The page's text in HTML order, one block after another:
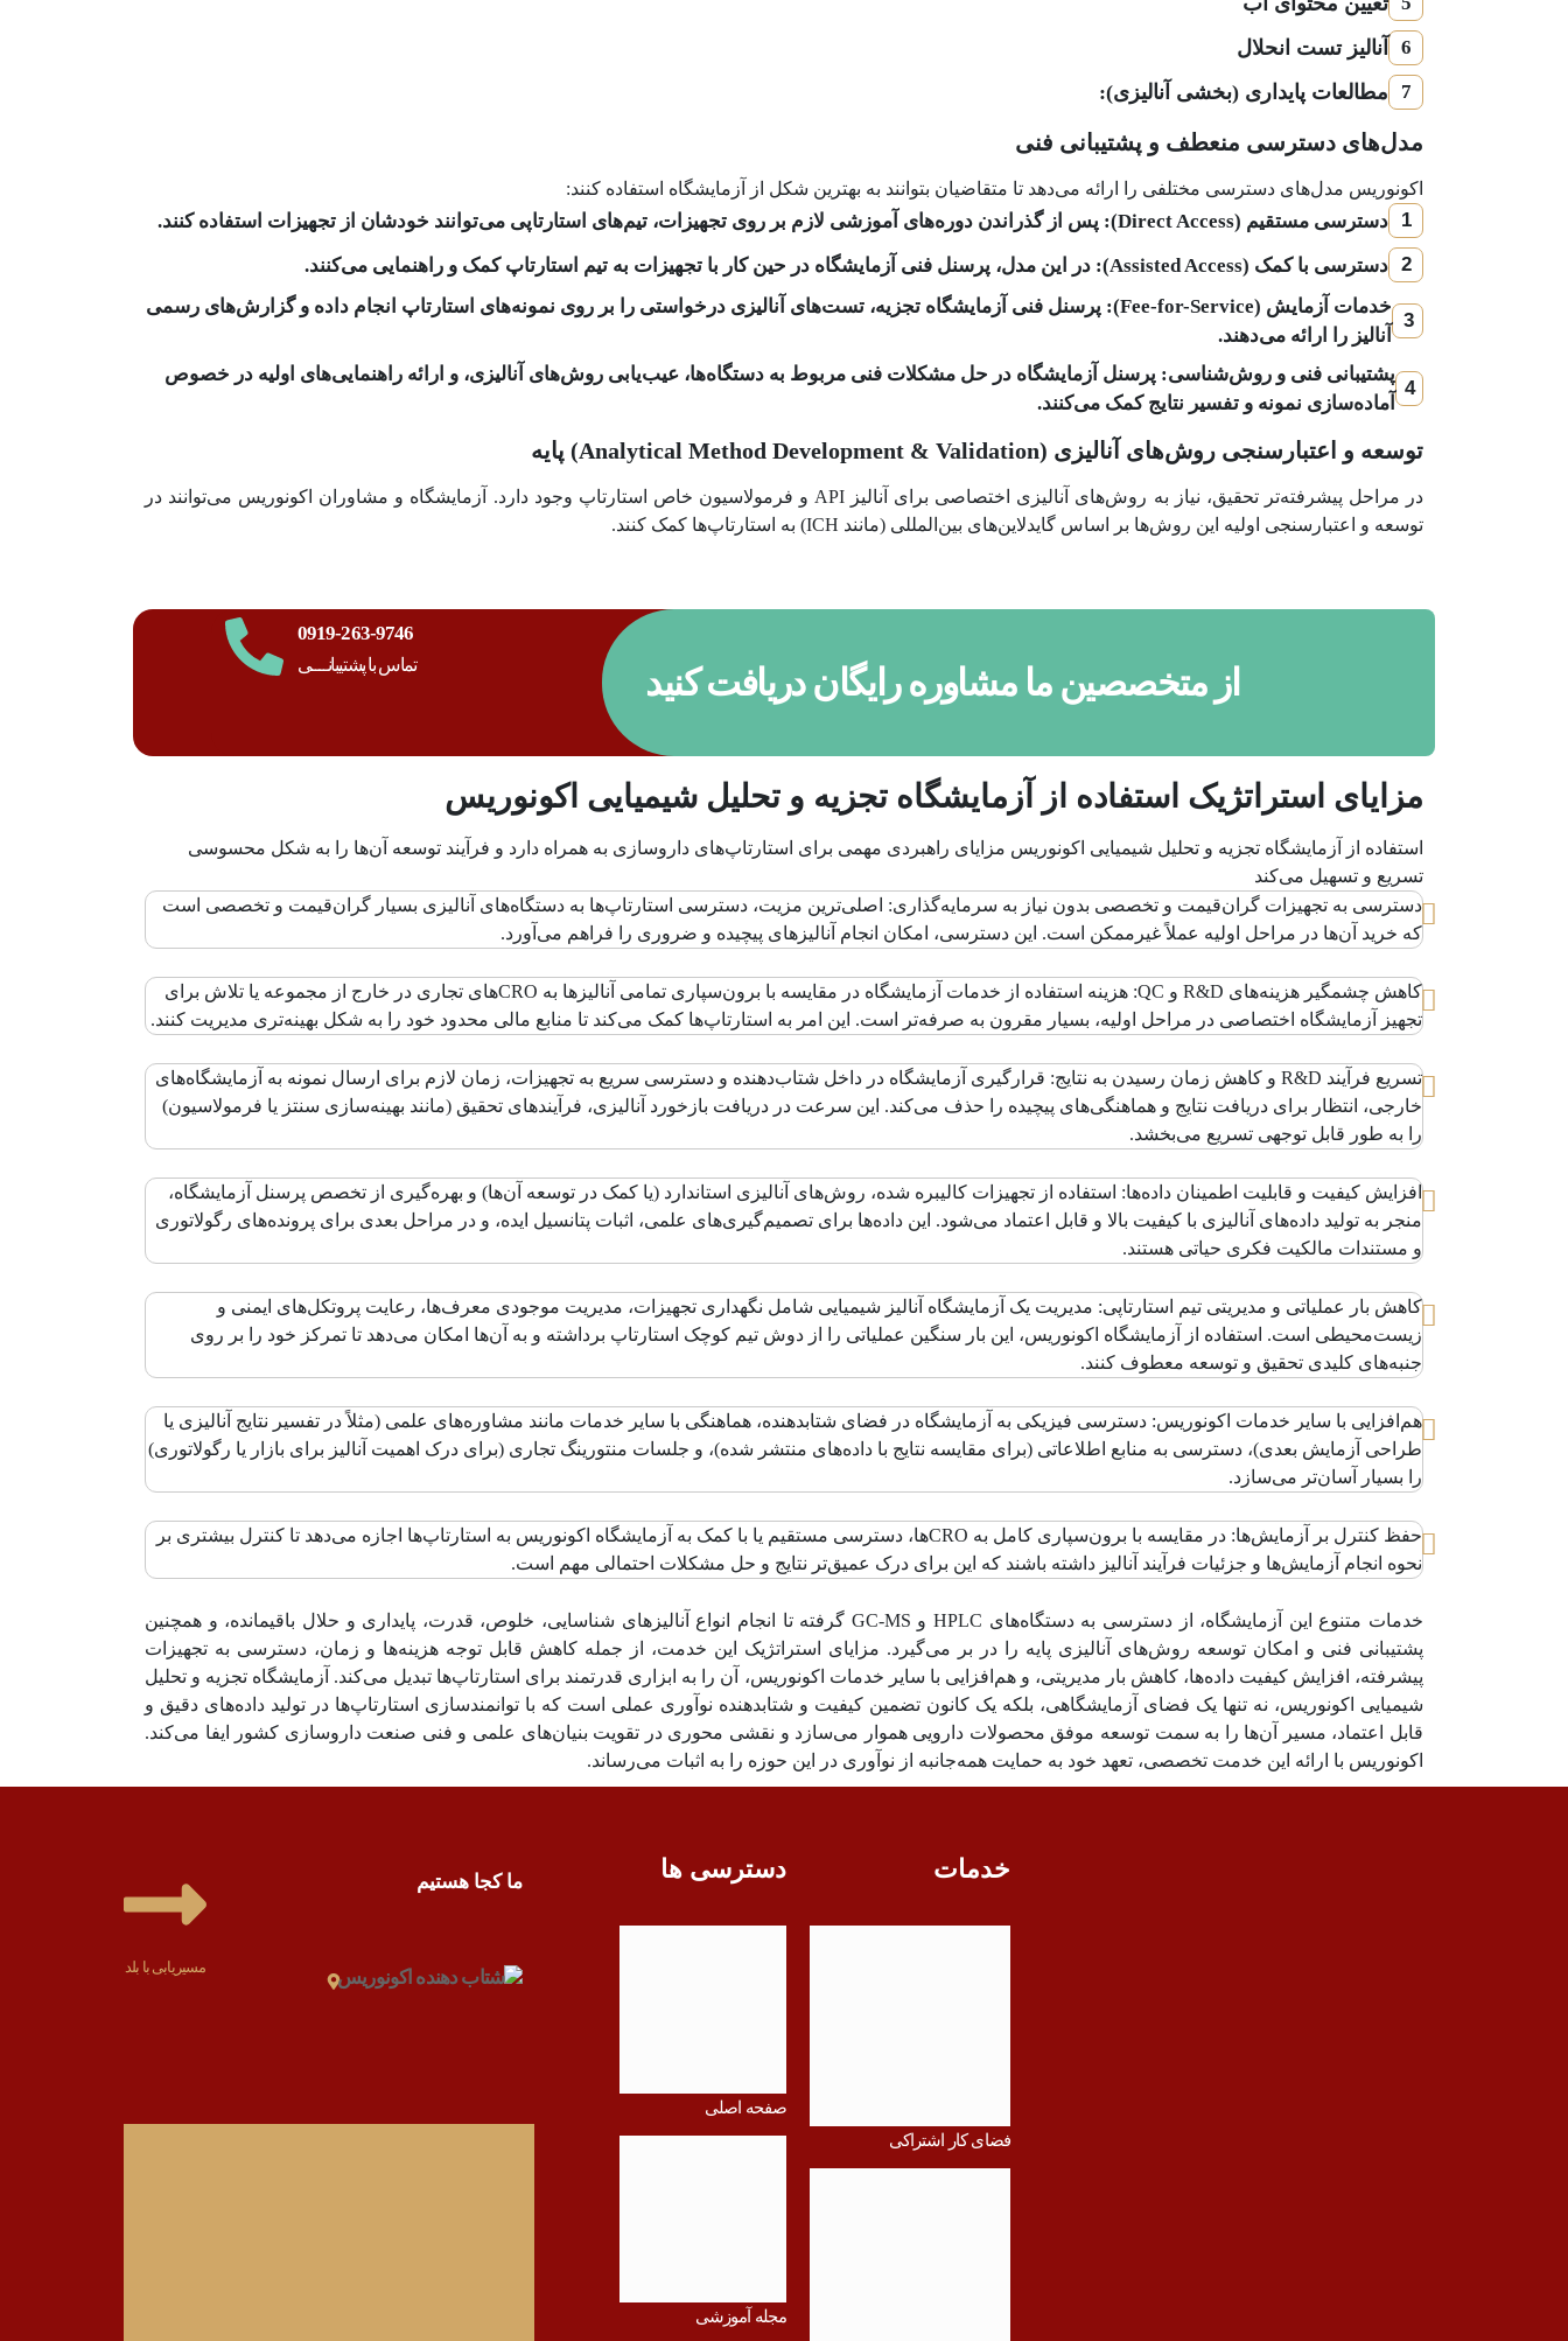
6 آنالیز تست انحلال
7 مطالعات پایداری (بخشی آنالیزی):
مدل‌های دسترسی منعطف و پشتیبانی فنی
اکونوریس مدل‌های دسترسی مختلفی را ارائه می‌دهد تا متقاضیان بتوانند به بهترین شکل از آزمایشگاه استفاده کنند:
1
دسترسی مستقیم (Direct Access): پس از گذراندن دوره‌های آموزشی لازم بر روی تجهیزات، تیم‌های استارتاپی می‌توانند خودشان از تجهیزات استفاده کنند.
2 دسترسی با کمک (Assisted Access): در این مدل، پرسنل فنی آزمایشگاه در حین کار با تجهیزات به تیم استارتاپ کمک و راهنمایی می‌کنند.
3
خدمات آزمایش (Fee-for-Service): پرسنل فنی آزمایشگاه تجزیه، تست‌های آنالیزی درخواستی را بر روی نمونه‌های استارتاپ انجام داده و گزارش‌های رسمی
آنالیز را ارائه می‌دهند.
4
پشتیبانی فنی و روش‌شناسی: پرسنل آزمایشگاه در حل مشکلات فنی مربوط به دستگاه‌ها، عیب‌یابی روش‌های آنالیزی، و ارائه راهنمایی‌های اولیه در خصوص
آماده‌سازی نمونه و تفسیر نتایج کمک می‌کنند.
توسعه و اعتبارسنجی روش‌های آنالیزی (Analytical Method Development & Validation) پایه
در مراحل پیشرفته‌تر تحقیق، نیاز به روش‌های آنالیزی اختصاصی برای آنالیز API و فرمولاسیون خاص استارتاپ وجود دارد. آزمایشگاه و مشاوران اکونوریس می‌توانند در
توسعه و اعتبارسنجی اولیه این روش‌ها بر اساس گایدلاین‌های بین‌المللی (مانند ICH) به استارتاپ‌ها کمک کنند.
از متخصصین ما مشاوره رایگان دریافت کنید
0919-263-9746
تماس با پشتیبانــــی
مزایای استراتژیک استفاده از آزمایشگاه تجزیه و تحلیل شیمیایی اکونوریس
استفاده از آزمایشگاه تجزیه و تحلیل شیمیایی اکونوریس مزایای راهبردی مهمی برای استارتاپ‌های داروسازی به همراه دارد و فرآیند توسعه آن‌ها را به شکل محسوسی
تسریع و تسهیل می‌کند
دسترسی به تجهیزات گران‌قیمت و تخصصی بدون نیاز به سرمایه‌گذاری: اصلی‌ترین مزیت، دسترسی استارتاپ‌ها به دستگاه‌های آنالیزی بسیار گران‌قیمت و تخصصی است
که خرید آن‌ها در مراحل اولیه عملاً غیرممکن است. این دسترسی، امکان انجام آنالیزهای پیچیده و ضروری را فراهم می‌آورد.
کاهش چشمگیر هزینه‌های R&D و QC: هزینه استفاده از خدمات آزمایشگاه در مقایسه با برون‌سپاری تمامی آنالیزها به CROهای تجاری در خارج از مجموعه یا تلاش برای
تجهیز آزمایشگاه اختصاصی در مراحل اولیه، بسیار مقرون به صرفه‌تر است. این امر به استارتاپ‌ها کمک می‌کند تا منابع مالی محدود خود را به شکل بهینه‌تری مدیریت کنند.
تسریع فرآیند R&D و کاهش زمان رسیدن به نتایج: قرارگیری آزمایشگاه در داخل شتاب‌دهنده و دسترسی سریع به تجهیزات، زمان لازم برای ارسال نمونه به آزمایشگاه‌های
خارجی، انتظار برای دریافت نتایج و هماهنگی‌های پیچیده را حذف می‌کند. این سرعت در دریافت بازخورد آنالیزی، فرآیندهای تحقیق (مانند بهینه‌سازی سنتز یا فرمولاسیون)
را به طور قابل توجهی تسریع می‌بخشد.
افزایش کیفیت و قابلیت اطمینان داده‌ها: استفاده از تجهیزات کالیبره شده، روش‌های آنالیزی استاندارد (یا کمک در توسعه آن‌ها) و بهره‌گیری از تخصص پرسنل آزمایشگاه،
منجر به تولید داده‌های آنالیزی با کیفیت بالا و قابل اعتماد می‌شود. این داده‌ها برای تصمیم‌گیری‌های علمی، اثبات پتانسیل ایده، و در مراحل بعدی برای پرونده‌های رگولاتوری
و مستندات مالکیت فکری حیاتی هستند.
کاهش بار عملیاتی و مدیریتی تیم استارتاپی: مدیریت یک آزمایشگاه آنالیز شیمیایی شامل نگهداری تجهیزات، مدیریت موجودی معرف‌ها، رعایت پروتکل‌های ایمنی و
زیست‌محیطی است. استفاده از آزمایشگاه اکونوریس، این بار سنگین عملیاتی را از دوش تیم کوچک استارتاپ برداشته و به آن‌ها امکان می‌دهد تا تمرکز خود را بر روی
جنبه‌های کلیدی تحقیق و توسعه معطوف کنند.
هم‌افزایی با سایر خدمات اکونوریس: دسترسی فیزیکی به آزمایشگاه در فضای شتابدهنده، هماهنگی با سایر خدمات مانند مشاوره‌های علمی (مثلاً در تفسیر نتایج آنالیزی یا
طراحی آزمایش بعدی)، دسترسی به منابع اطلاعاتی (برای مقایسه نتایج با داده‌های منتشر شده)، و جلسات منتورینگ تجاری (برای درک اهمیت آنالیز برای بازار یا رگولاتوری)
را بسیار آسان‌تر می‌سازد.
حفظ کنترل بر آزمایش‌ها: در مقایسه با برون‌سپاری کامل به CROها، دسترسی مستقیم یا با کمک به آزمایشگاه اکونوریس به استارتاپ‌ها اجازه می‌دهد تا کنترل بیشتری بر
نحوه انجام آزمایش‌ها و جزئیات فرآیند آنالیز داشته باشند که این برای درک عمیق‌تر نتایج و حل مشکلات احتمالی مهم است.
خدمات متنوع این آزمایشگاه، از دسترسی به دستگاه‌های HPLC و GC-MS گرفته تا انجام انواع آنالیزهای شناسایی، خلوص، قدرت، پایداری و حلال باقیمانده، و همچنین
پشتیبانی فنی و امکان توسعه روش‌های آنالیزی پایه را در بر می‌گیرد. مزایای استراتژیک این خدمت، از جمله کاهش قابل توجه هزینه‌ها و زمان، دسترسی به تجهیزات
پیشرفته، افزایش کیفیت داده‌ها، کاهش بار مدیریتی، و هم‌افزایی با سایر خدمات اکونوریس، آن را به ابزاری قدرتمند برای استارتاپ‌ها تبدیل می‌کند. آزمایشگاه تجزیه و تحلیل
شیمیایی اکونوریس، نه تنها یک فضای آزمایشگاهی، بلکه یک کانون تضمین کیفیت و شتابدهنده نوآوری عملی است که با توانمندسازی استارتاپ‌ها در تولید داده‌های دقیق و
قابل اعتماد، مسیر آن‌ها را به سمت توسعه موفق محصولات دارویی هموار می‌سازد و نقشی محوری در تقویت بنیان‌های علمی و فنی صنعت داروسازی کشور ایفا می‌کند.
اکونوریس با ارائه این خدمت تخصصی، تعهد خود به حمایت همه‌جانبه از نوآوری در این حوزه را به اثبات می‌رساند.
خدمات
فضای کار اشتراکی
دسترسی ها
صفحه اصلی
مجله آموزشی
ما کجا هستیم
مسیریابی با بلد